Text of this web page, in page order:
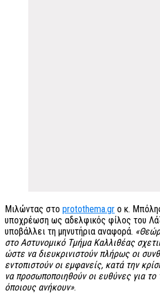
Μιλώντας στο protothema.gr ο κ.
υποχρέωση ως αδελφικός φίλος του
υποβάλλει τη μηνυτήρια αναφορά.
στο Αστυνομικό Τμήμα Καλλιθέας
ώστε να διευκρινιστούν πλήρως οι
εντοπιστούν οι εμφανείς, κατά την
να προσωποποιηθούν οι ευθύνες για το
όποιους ανήκουν».